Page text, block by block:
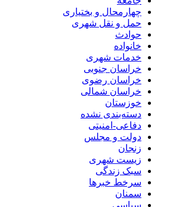
چهارمحال و بختیاری
حمل و نقل شهری
حوادث
خانواده
خدمات شهری
خراسان جنوبی
خراسان رضوی
خراسان شمالی
خوزستان
دسته‌بندی نشده
دفاعی-امنیتی
دولت و مجلس
زنجان
زیست شهری
سبک زندگی
سرخط خبرها
سمنان
سیاسی